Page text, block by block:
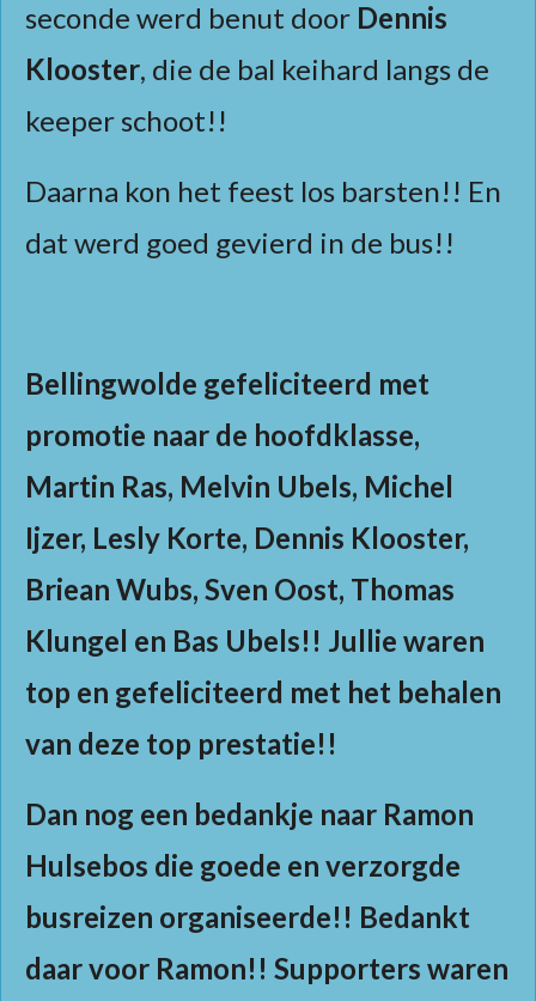
seconde werd benut door Dennis
Klooster, die de bal keihard langs de
keeper schoot!!
Daarna kon het feest los barsten!! En
dat werd goed gevierd in de bus!!
Bellingwolde gefeliciteerd met
promotie naar de hoofdklasse,
Martin Ras, Melvin Ubels, Michel
Ijzer, Lesly Korte, Dennis Klooster,
Briean Wubs, Sven Oost, Thomas
Klungel en Bas Ubels!! Jullie waren
top en gefeliciteerd met het behalen
van deze top prestatie!!
Dan nog een bedankje naar Ramon
Hulsebos die goede en verzorgde
busreizen organiseerde!! Bedankt
daar voor Ramon!! Supporters waren